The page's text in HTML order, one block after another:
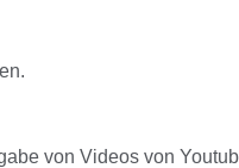
von Videos von